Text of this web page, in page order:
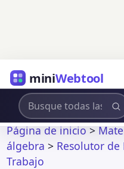
miniWebtool
Página de inicio>
álgebra > Resolutor de
Trabajo